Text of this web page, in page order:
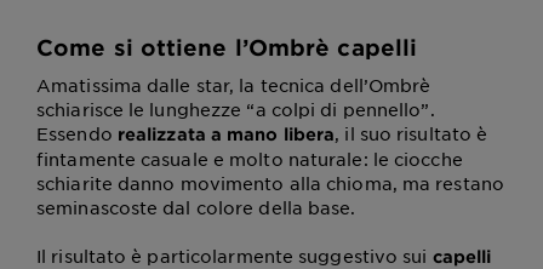
Come si ottiene l’Ombrè capelli
Amatissima dalle star, la tecnica dell’Ombrè
schiarisce le lunghezze “a colpi di pennello”.
Essendo realizzata a mano libera, il suo risultato è
fintamente casuale e molto naturale: le ciocche
schiarite danno movimento alla chioma, ma restano
seminascoste dal colore della base.
Il risultato è particolarmente suggestivo sui capelli